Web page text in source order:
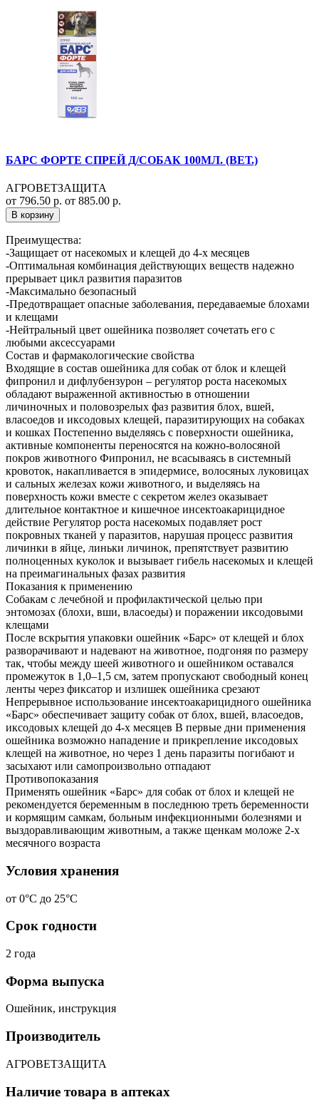
БАРС ФОРТЕ СПРЕЙ Д/СОБАК 100МЛ. (ВЕТ.)
АГРОВЕТЗАЩИТА
от 796.50 р. от 885.00 р.
В корзину
Преимущества:
-Защищает от насекомых и клещей до 4-х месяцев
-Оптимальная комбинация действующих веществ надежно
прерывает цикл развития паразитов
-Максимально безопасный
-Предотвращает опасные заболевания, передаваемые блохами
и клещами
-Нейтральный цвет ошейника позволяет сочетать его с
любыми аксессуарами
Состав и фармакологические свойства
Входящие в состав ошейника для собак от блок и клещей
фипронил и дифлубензурон – регулятор роста насекомых
обладают выраженной активностью в отношении
личиночных и половозрелых фаз развития блох, вшей,
власоедов и иксодовых клещей, паразитирующих на собаках
и кошках Постепенно выделяясь с поверхности ошейника,
активные компоненты переносятся на кожно-волосяной
покров животного Фипронил, не всасываясь в системный
кровоток, накапливается в эпидермисе, волосяных луковицах
и сальных железах кожи животного, и выделяясь на
поверхность кожи вместе с секретом желез оказывает
длительное контактное и кишечное инсектоакарицидное
действие Регулятор роста насекомых подавляет рост
покровных тканей у паразитов, нарушая процесс развития
личинки в яйце, линьки личинок, препятствует развитию
полноценных куколок и вызывает гибель насекомых и клещей
на преимагинальных фазах развития
Показания к применению
Собакам с лечебной и профилактической целью при
энтомозах (блохи, вши, власоеды) и поражении иксодовыми
клещами
После вскрытия упаковки ошейник «Барс» от клещей и блох
разворачивают и надевают на животное, подгоняя по размеру
так, чтобы между шеей животного и ошейником оставался
промежуток в 1,0–1,5 см, затем пропускают свободный конец
ленты через фиксатор и излишек ошейника срезают
Непрерывное использование инсектоакарицидного ошейника
«Барс» обеспечивает защиту собак от блох, вшей, власоедов,
иксодовых клещей до 4-х месяцев В первые дни применения
ошейника возможно нападение и прикрепление иксодовых
клещей на животное, но через 1 день паразиты погибают и
засыхают или самопроизвольно отпадают
Противопоказания
Применять ошейник «Барс» для собак от блох и клещей не
рекомендуется беременным в последнюю треть беременности
и кормящим самкам, больным инфекционными болезнями и
выздоравливающим животным, а также щенкам моложе 2-х
месячного возраста
Условия хранения
от 0°С до 25°С
Срок годности
2 года
Форма выпуска
Ошейник, инструкция
Производитель
АГРОВЕТЗАЩИТА
Наличие товара в аптеках